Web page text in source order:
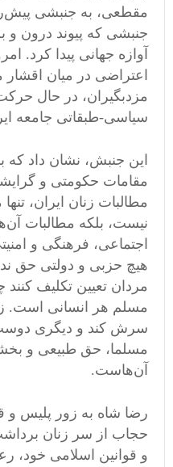
مقطعی، به جنبشی
جنبشی که پیوند درون و
آوازه جهانی پیدا کرد.
اعتراضی در میان
مزدبگیران، در حال
سیاسی-طبقاتی جامعه
این جنبش، نشان داد که
مقامات حکومتی و
مطالبات زنان ایران،
نیست، بلکه مطالبات
اجتماعی، فرهنگی و
هیچ حزبی و دولتی حق
مردان تعیین تکلیف
مسلم هر انسانی است.
سرش کند و دیگری
مسلما، حق طبیعی و
آن‌هاست.
رضا شاه به زور پلیس و
حجاب از سر زنان
و قوانین اسلامی خود،